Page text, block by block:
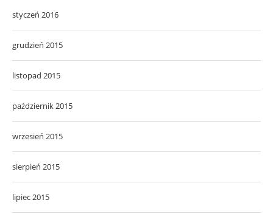
styczeń 2016
grudzień 2015
listopad 2015
październik 2015
wrzesień 2015
sierpień 2015
lipiec 2015